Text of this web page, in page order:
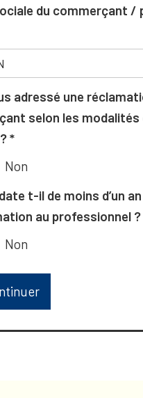
du commerçant /
adressé une
selon les modalités
Non
t-il de moins d’un
au professionnel ?
Non